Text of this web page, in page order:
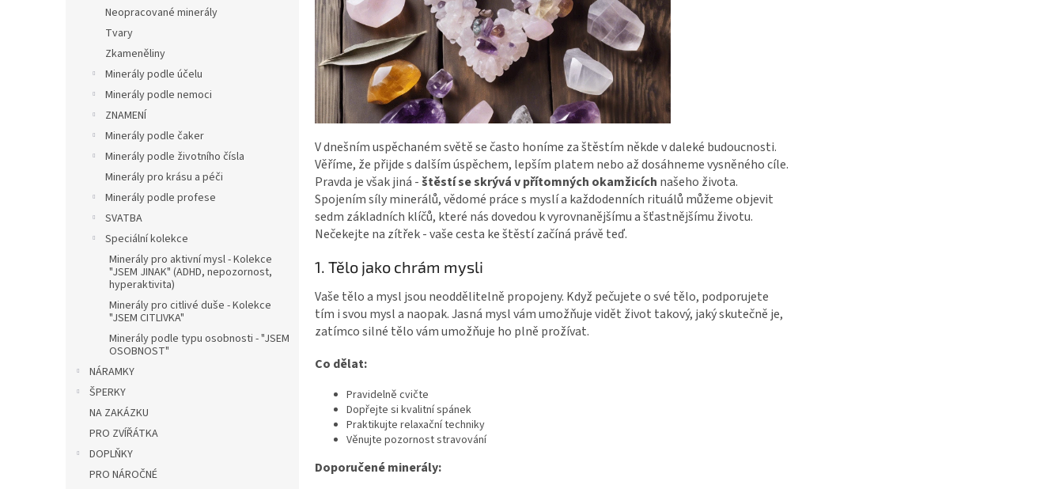
Neopracované minerály
Tvary
Zkameněliny
Minerály podle účelu
Minerály podle nemoci
ZNAMENÍ
Minerály podle čaker
Minerály podle životního čísla
Minerály pro krásu a péči
Minerály podle profese
SVATBA
Speciální kolekce
Minerály pro aktivní mysl - Kolekce
"JSEM JINAK" (ADHD, nepozornost,
hyperaktivita)
Minerály pro citlivé duše - Kolekce
"JSEM CITLIVKA"
Minerály podle typu osobnosti - "JSEM
OSOBNOST"
NÁRAMKY
ŠPERKY
NA ZAKÁZKU
PRO ZVÍŘÁTKA
DOPLŇKY
PRO NÁROČNÉ
V dnešním uspěchaném světě se často honíme za štěstím někde v daleké budoucnosti.
Věříme, že přijde s dalším úspěchem, lepším platem nebo až dosáhneme vysněného cíle.
Pravda je však jiná -štěstí se skrývá v přítomných okamžicích našeho života.
Spojením síly minerálů, vědomé práce s myslí a každodenních rituálů můžeme objevit
sedm základních klíčů, které nás dovedou k vyrovnanějšímu a šťastnějšímu životu.
Nečekejte na zítřek - vaše cesta ke štěstí začíná právě teď.
1. Tělo jako chrám mysli
Vaše tělo a mysl jsou neoddělitelně propojeny. Když pečujete o své tělo, podporujete
tím i svou mysl a naopak. Jasná mysl vám umožňuje vidět život takový, jaký skutečně je,
zatímco silné tělo vám umožňuje ho plně prožívat.
Co dělat:
Pravidelně cvičte
Dopřejte si kvalitní spánek
Praktikujte relaxační techniky
Věnujte pozornost stravování
Doporučené minerály: